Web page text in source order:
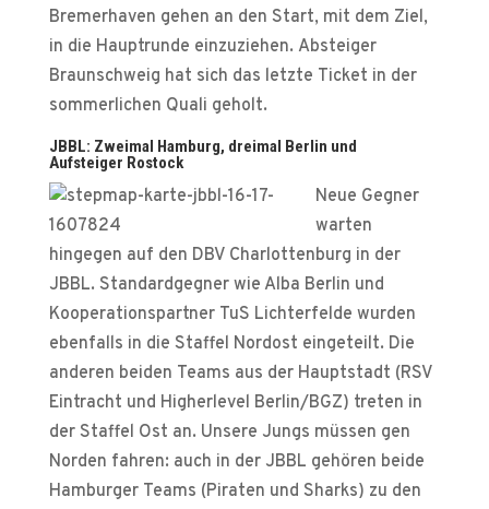
Bremerhaven gehen an den Start, mit dem Ziel,
in die Hauptrunde einzuziehen. Absteiger
Braunschweig hat sich das letzte Ticket in der
sommerlichen Quali geholt.
JBBL: Zweimal Hamburg, dreimal Berlin und
Aufsteiger Rostock
Neue Gegner
warten
hingegen auf den DBV Charlottenburg in der
JBBL. Standardgegner wie Alba Berlin und
Kooperationspartner TuS Lichterfelde wurden
ebenfalls in die Staffel Nordost eingeteilt. Die
anderen beiden Teams aus der Hauptstadt (RSV
Eintracht und Higherlevel Berlin/BGZ) treten in
der Staffel Ost an. Unsere Jungs müssen gen
Norden fahren: auch in der JBBL gehören beide
Hamburger Teams (Piraten und Sharks) zu den